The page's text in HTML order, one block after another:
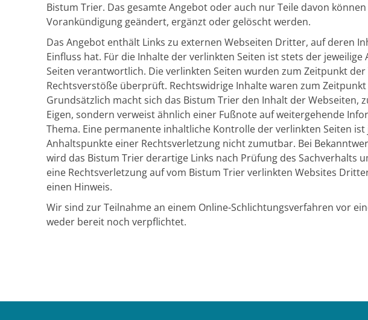
Bistum Trier. Das gesamte Angebot oder auch nur Teile davon
Vorankündigung geändert, ergänzt oder gelöscht werden.
Das Angebot enthält Links zu externen Webseiten Dritter, auf deren
Einfluss hat. Für die Inhalte der verlinkten Seiten ist stets der
Seiten verantwortlich. Die verlinkten Seiten wurden zum Zeitpunkt
Rechtsverstöße überprüft. Rechtswidrige Inhalte waren zum
Grundsätzlich macht sich das Bistum Trier den Inhalt der Webseiten,
Eigen, sondern verweist ähnlich einer Fußnote auf weitergehende
Thema. Eine permanente inhaltliche Kontrolle der verlinkten Seiten
Anhaltspunkte einer Rechtsverletzung nicht zumutbar. Bei
wird das Bistum Trier derartige Links nach Prüfung des Sachverhalts
eine Rechtsverletzung auf vom Bistum Trier verlinkten Websites
einen Hinweis.
Wir sind zur Teilnahme an einem Online-Schlichtungsverfahren vor
weder bereit noch verpflichtet.